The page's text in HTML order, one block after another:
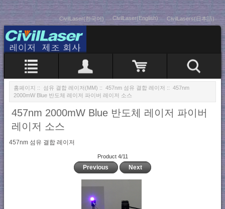
CivilLaser(한국어) CivilLaser(English) CivilLasers(日本語)
홈페이지 :: 섬유 결합 레이저(MM) :: 457nm 섬유 결합 레이저 :: 457nm
2000mW Blue 반도체 레이저 파이버 레이저 소스
457nm 2000mW Blue 반도체 레이저 파이버
레이저 소스
457nm 섬유 결합 레이저
Product 4/11
Previous Next